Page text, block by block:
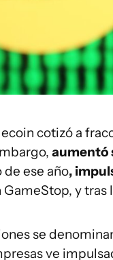
cotizó a
aumentó
de ese año,
y tras
se
ve